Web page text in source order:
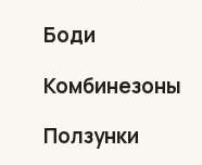
Боди
Комбинезоны
Ползунки